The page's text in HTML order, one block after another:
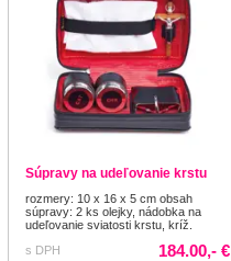
Súpravy na udeľovanie krstu
rozmery: 10 x 16 x 5 cm obsah
súpravy: 2 ks olejky, nádobka na
udeľovanie sviatosti krstu, kríž.
s DPH
184.00,- €